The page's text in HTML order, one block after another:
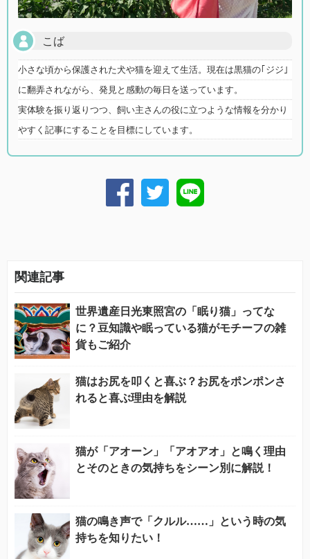
こば
小さな頃から保護された犬や猫を迎えて生活。現在は黒猫の｢ジジ｣
に翻弄されながら、発見と感動の毎日を送っています。
実体験を振り返りつつ、飼い主さんの役に立つような情報を分かり
やすく記事にすることを目標にしています。
関連記事
世界遺産日光東照宮の「眠り猫」ってな
に？豆知識や眠っている猫がモチーフの雑
貨もご紹介
猫はお尻を叩くと喜ぶ？お尻をポンポンさ
れると喜ぶ理由を解説
猫が「アオーン」「アオアオ」と鳴く理由
とそのときの気持ちをシーン別に解説！
猫の鳴き声で「クルル……」という時の気
持ちを知りたい！